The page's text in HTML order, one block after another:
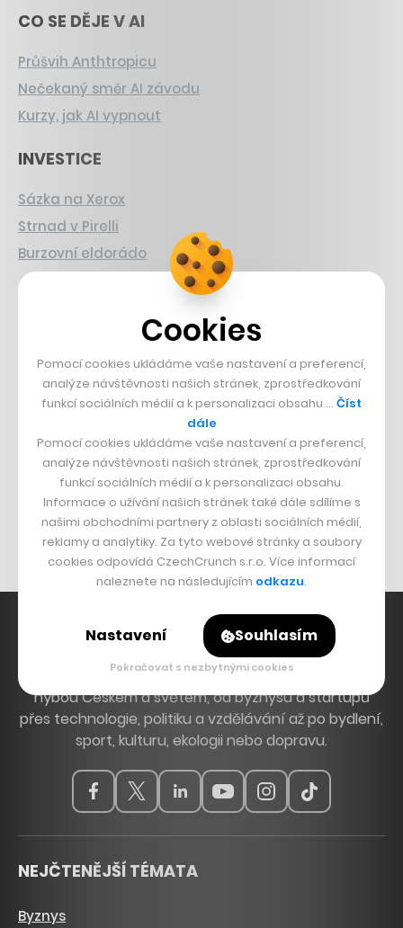
CO SE DĚJE V AI
Průšvih Anthtropicu
Nečekaný směr AI závodu
Kurzy, jak AI vypnout
INVESTICE
Sázka na Xerox
Strnad v Pirelli
Burzovní eldorádo
Boční projekt, co se zvrtnul
Francouzský šéfkuchař na Šumavě
Dva golfisti, co pečou
DESIGN
Bomma není tichá
Originální hodinky
Nábytek z betonu
Hlavní zdroj inspirace. Věnujeme se tématům, která
hýbou Českem a světem, od byznysu a startupů
přes technologie, politiku a vzdělávání až po bydlení,
sport, kulturu, ekologii nebo dopravu.
NEJČTENĚJŠÍ TÉMATA
Byznys
Cookies
Pomocí cookies ukládáme vaše nastavení a preferencí,
analýze návštěvnosti našich stránek, zprostředkování
funkcí sociálních médií a k personalizaci obsahu … Číst
dále
Pomocí cookies ukládáme vaše nastavení a preferencí,
analýze návštěvnosti našich stránek, zprostředkování
funkcí sociálních médií a k personalizaci obsahu.
Informace o užívání našich stránek také dále sdílíme s
našimi obchodními partnery z oblasti sociálních médií,
reklamy a analytiky. Za tyto webové stránky a soubory
cookies odpovídá CzechCrunch s.r.o. Více informací
naleznete na následujícím odkazu.
Nastavení Souhlasím
Pokračovat s nezbytnými cookies